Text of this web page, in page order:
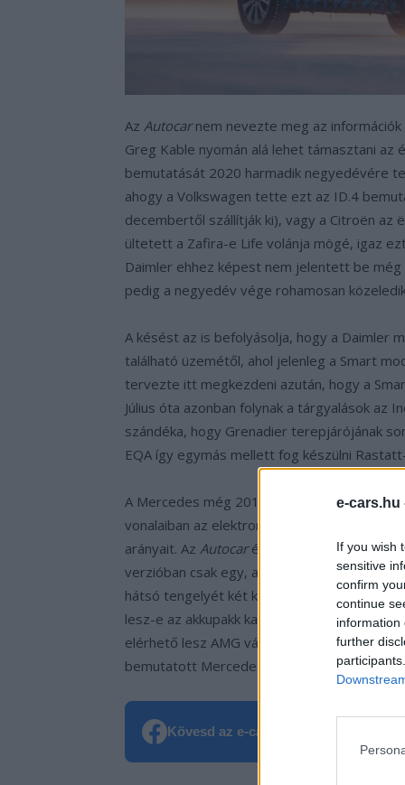
e-cars.hu
If you wish
sensitive
confirm
continue
information
further
Az Autocarnem nevezte meg az
Greg Kable nyomán alá lehet támasztani az
bemutatását 2020 harmadik negyedévére
ahogy a Volkswagen tette ezt az ID.4
decembertől szállítják ki), vagy a Citroën az
ültetett a Zafira-e Life volánja mögé, igaz
Daimler ehhez képest nem jelentett be
pedig a negyedév vége rohamosan
A késést az is befolyásolja, hogy a Daimler
található üzemétől, ahol jelenleg a Smart
tervezte itt megkezdeni azután, hogy a
Július óta azonban folynak a tárgyalások az
szándéka, hogy Grenadier terepjárójának
EQA így egymás mellett fog készülni
A Mercedes még 2019 decemberében, a
vonalaiban az elektromos modell nagy
arányait. Az Autocarértesülései szerint az
verzióban csak egy, az első tengelyt hajtó
hátsó tengelyét két külön motorral fogja
lesz-e az akkupakk kapacitása, még nem
elérhető lesz AMG változatban is, ami, ha
bemutatott Mercedes AMG GLA 45 s 415
Kövesd az e-cars.hu-t a Facebookon